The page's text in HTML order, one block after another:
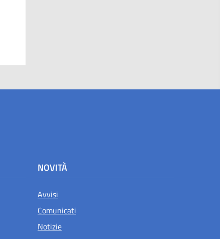
NOVITÀ
Avvisi
Comunicati
Notizie